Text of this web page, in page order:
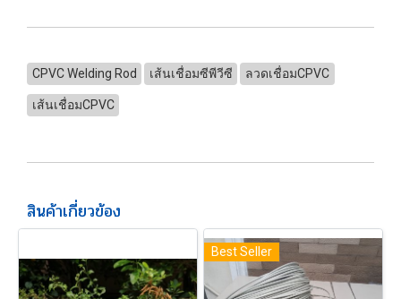
CPVC Welding Rod เส้นเชื่อมซีพีวีซี ลวดเชื่อมCPVC
เส้นเชื่อมCPVC
สินค้าเกี่ยวข้อง
Best Seller